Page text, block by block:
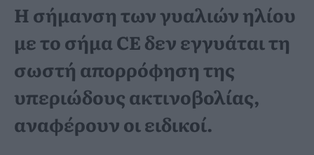
Η σήμανση των γυαλιών ηλίου
με το σήμα CE δεν εγγυάται τη
σωστή απορρόφηση της
υπεριώδους ακτινοβολίας,
αναφέρουν οι ειδικοί.